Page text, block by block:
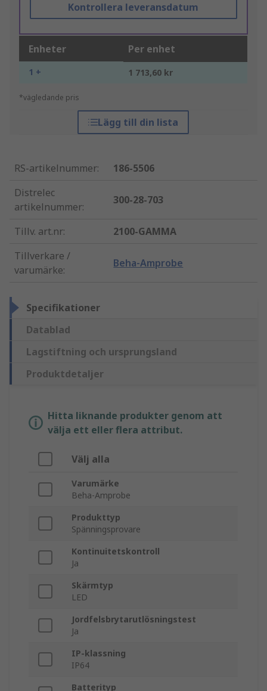
Kontrollera leveransdatum
Enheter Per enhet
1 + 1 713,60 kr
*vägledande pris
Lägg till din lista
RS-artikelnummer:
186-5506
Distrelec
artikelnummer:
300-28-703
Tillv. art.nr:
2100-GAMMA
Tillverkare /
varumärke:
Beha-Amprobe
Specifikationer
Datablad
Lagstiftning och ursprungsland
Produktdetaljer
Hitta liknande produkter genom att
välja ett eller flera attribut.
Välj alla
Varumärke
Beha-Amprobe
Produkttyp
Spänningsprovare
Kontinuitetskontroll
Ja
Skärmtyp
LED
Jordfelsbrytarutlösningstest
Ja
IP-klassning
IP64
Batterityp